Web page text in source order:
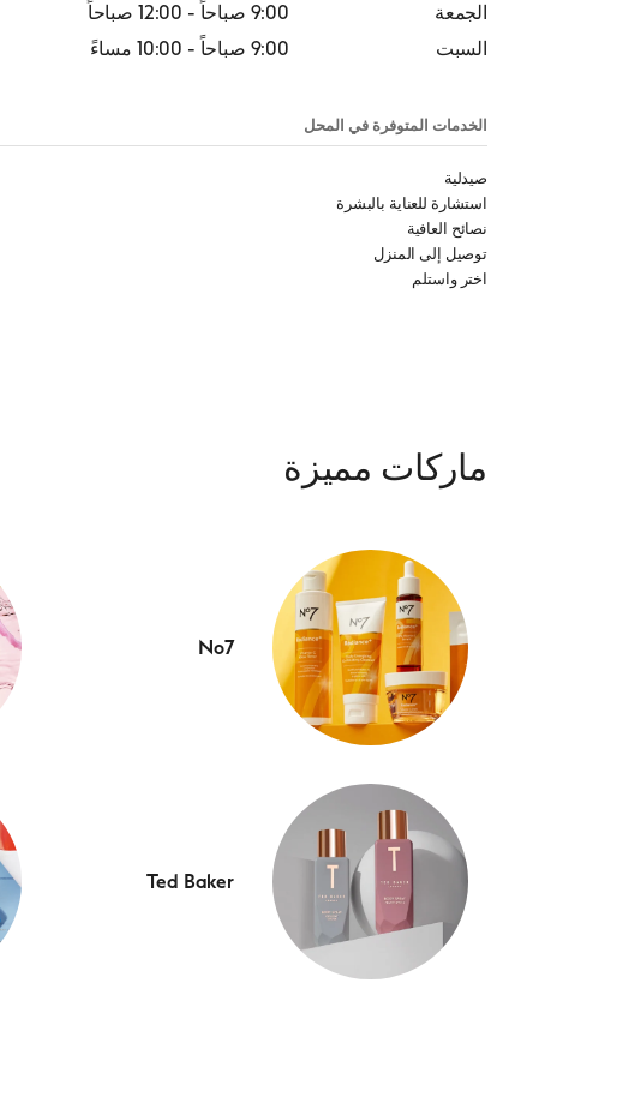
الجمعة
9:00 صباحاً - 12:00 صباحاً
السبت
9:00 صباحاً - 10:00 مساءً
الخدمات المتوفرة في المحل
صيدلية
استشارة للعناية بالبشرة
نصائح العافية
توصيل إلى المنزل
اختر واستلم
ماركات مميزة
No7
Ted Baker